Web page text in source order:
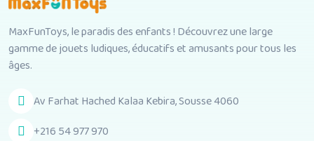
MaxFunToys, le paradis des enfants ! Découvrez une large
gamme de jouets ludiques, éducatifs et amusants pour tous les
âges.
Av Farhat Hached Kalaa Kebira, Sousse 4060
+216 54 977 970